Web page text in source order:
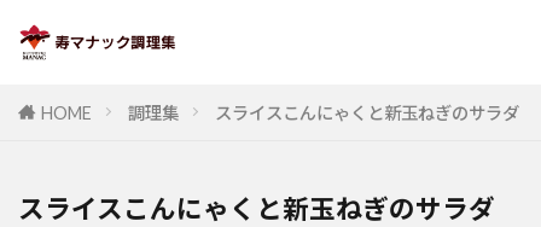
HOME 調理集 スライスこんにゃくと新玉ねぎのサラダ
スライスこんにゃくと新玉ねぎのサラダ